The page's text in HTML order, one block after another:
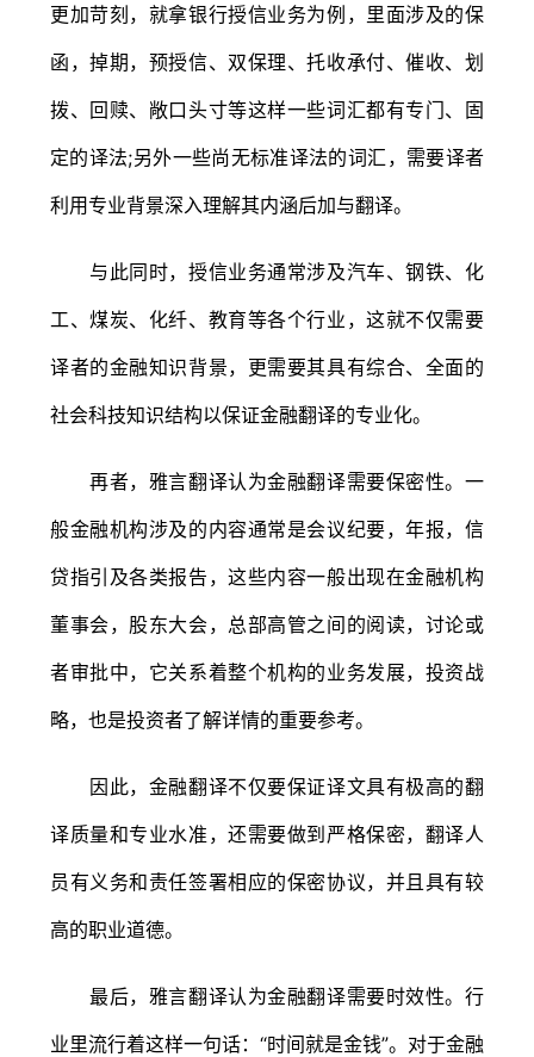
更加苛刻，就拿银行授信业务为例，里面涉及的保
函，掉期，预授信、双保理、托收承付、催收、划
拨、回赎、敞口头寸等这样一些词汇都有专门、固
定的译法;另外一些尚无标准译法的词汇，需要译者
利用专业背景深入理解其内涵后加与翻译。
与此同时，授信业务通常涉及汽车、钢铁、化
工、煤炭、化纤、教育等各个行业，这就不仅需要
译者的金融知识背景，更需要其具有综合、全面的
社会科技知识结构以保证金融翻译的专业化。
再者，雅言翻译认为金融翻译需要保密性。一
般金融机构涉及的内容通常是会议纪要，年报，信
贷指引及各类报告，这些内容一般出现在金融机构
董事会，股东大会，总部高管之间的阅读，讨论或
者审批中，它关系着整个机构的业务发展，投资战
略，也是投资者了解详情的重要参考。
因此，金融翻译不仅要保证译文具有极高的翻
译质量和专业水准，还需要做到严格保密，翻译人
员有义务和责任签署相应的保密协议，并且具有较
高的职业道德。
最后，雅言翻译认为金融翻译需要时效性。行
业里流行着这样一句话：“时间就是金钱”。对于金融